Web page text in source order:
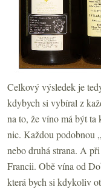
Celkový výsledek je
kdybych si vybíral z
na to, že víno má být ta
nic. Každou podobnou
nebo druhá strana. A
Francii. Obě vína od
která bych si kdykoliv